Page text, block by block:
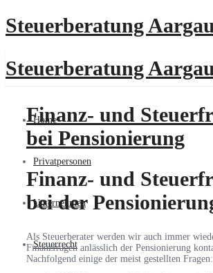
Steuerberatung Aargau
Steuerberatung Aargau
Home
Privatpersonen
Unternehmen
Steuerrecht
Finanz- und
bei Pensionierung
Finanz- und
bei der
Als Steuerberater werden wir auch immer
Finanzfragen anlässlich der Pensionierung
Nachfolgend einige der meist gestellten Fragen: